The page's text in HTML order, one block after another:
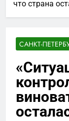
что страна
САНКТ-